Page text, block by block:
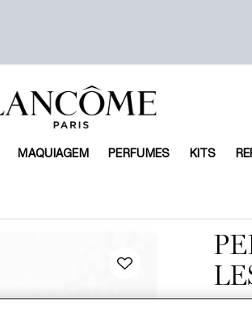
MAQUIAGEM PERFUMES KITS